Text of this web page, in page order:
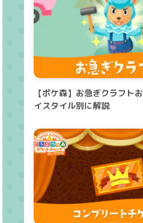
【ポケ森】お急ぎクラフト
イスタイル別に解説